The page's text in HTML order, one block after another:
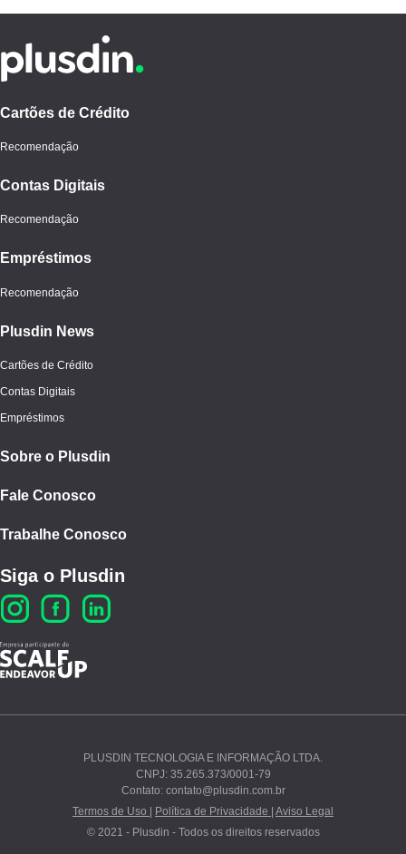
Ao continuar navegando, você concorda com nossos
ePolí­tica de Privacidade.
PROSSEGUIR
Cartões de Crédito
Recomendação
Contas Digitais
Recomendação
Empréstimos
Recomendação
Plusdin News
Cartões de Crédito
Contas Digitais
Empréstimos
Sobre o Plusdin
Fale Conosco
Trabalhe Conosco
Siga o Plusdin
PLUSDIN TECNOLOGIA E INFORMAÇÃO LTDA.
CNPJ: 35.265.373/0001-79
Contato: contato@plusdin.com.br
Termos de Uso |
Política de Privacidade |
Aviso Legal
© 2021 - Plusdin - Todos os direitos reservados